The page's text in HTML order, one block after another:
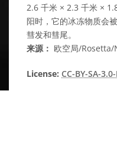
2.6 千米 × 2.3 千米 ×
阳时，它的冰冻物质会
彗发和彗尾。
来源： 欧空局/Rosetta/
License: CC-BY-SA-